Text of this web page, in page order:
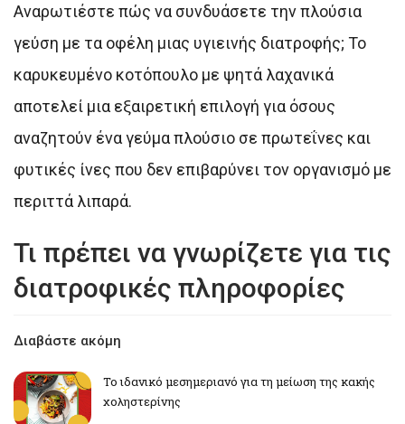
Αναρωτιέστε πώς να συνδυάσετε την πλούσια
γεύση με τα οφέλη μιας υγιεινής διατροφής; Το
καρυκευμένο κοτόπουλο με ψητά λαχανικά
αποτελεί μια εξαιρετική επιλογή για όσους
αναζητούν ένα γεύμα πλούσιο σε πρωτεΐνες και
φυτικές ίνες που δεν επιβαρύνει τον οργανισμό με
περιττά λιπαρά.
Τι πρέπει να γνωρίζετε για τις
διατροφικές πληροφορίες
Διαβάστε ακόμη
Το ιδανικό μεσημεριανό για τη μείωση της κακής
χοληστερίνης